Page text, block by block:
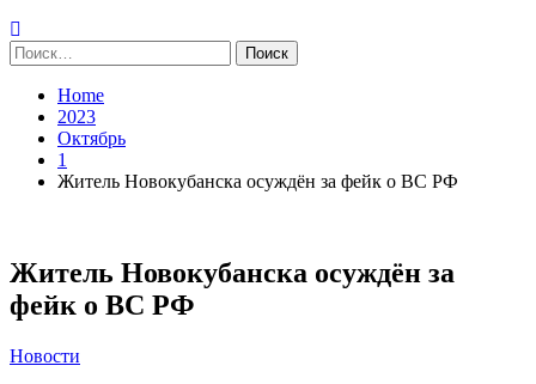
Найти:
Home
2023
Октябрь
1
Житель Новокубанска осуждён за фейк о ВС РФ
Житель Новокубанска осуждён за
фейк о ВС РФ
Новости